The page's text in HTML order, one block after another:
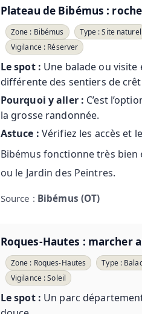
Plateau de Bibémus :
Zone : Bibémus Type : Site naturel
Vigilance : Réserver
Le spot : Une balade ou
différente des sentiers de
Pourquoi y aller : C’est
la grosse randonnée.
Astuce : Vérifiez les accès et
Bibémus fonctionne très bien
ou le Jardin des Peintres.
Source : Bibémus (OT)
Roques-Hautes : marcher
Zone : Roques-Hautes Type :
Vigilance : Soleil
Le spot : Un parc